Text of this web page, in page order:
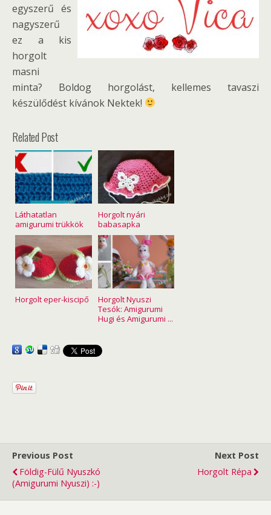
egyszerű és
nagyszerű
ez a kis
horgolt
masni
minta? Boldog horgolást, kellemes tavaszi
készülődést kívánok Nektek!
Related Post
Láthatatlan
amigurumi trükkök
Horgolt nyári
babasapka
Horgolt eper-kiscipő
Horgolt Nyuszi
Tesók: Amigurumi
Hugi és Amigurumi ...
Previous Post
Földig-Fülű Nyuszkó
(amigurumi Nyuszi) :-)
Next Post
Horgolt Répa